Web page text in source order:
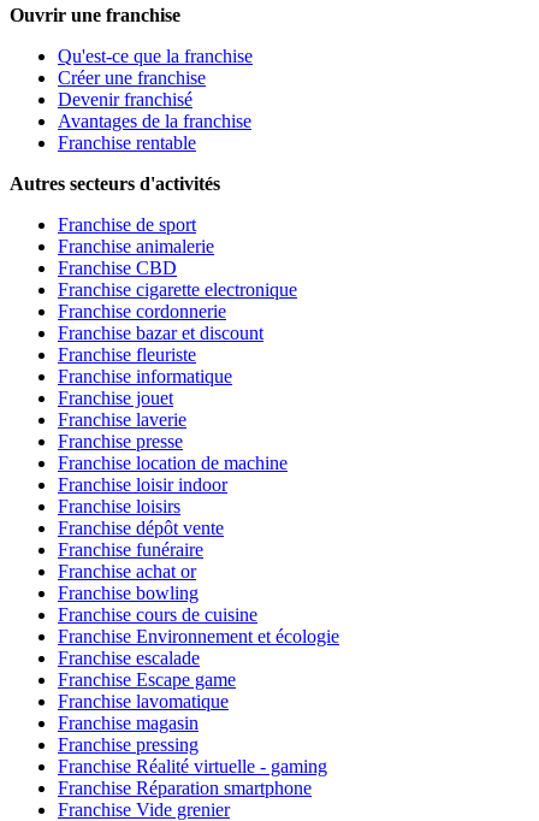
Ouvrir une franchise
Qu'est-ce que la franchise
Créer une franchise
Devenir franchisé
Avantages de la franchise
Franchise rentable
Autres secteurs d'activités
Franchise de sport
Franchise animalerie
Franchise CBD
Franchise cigarette electronique
Franchise cordonnerie
Franchise bazar et discount
Franchise fleuriste
Franchise informatique
Franchise jouet
Franchise laverie
Franchise presse
Franchise location de machine
Franchise loisir indoor
Franchise loisirs
Franchise dépôt vente
Franchise funéraire
Franchise achat or
Franchise bowling
Franchise cours de cuisine
Franchise Environnement et écologie
Franchise escalade
Franchise Escape game
Franchise lavomatique
Franchise magasin
Franchise pressing
Franchise Réalité virtuelle - gaming
Franchise Réparation smartphone
Franchise Vide grenier